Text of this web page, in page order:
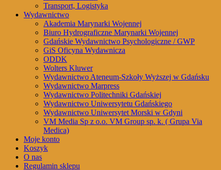
Transport, Logistyka
Wydawnictwo
Akademia Marynarki Wojennej
Biuro Hydrograficzne Marynarki Wojennej
Gdańskie Wydawnictwo Psychologiczne / GWP
GiS Oficyna Wydawnicza
ODDK
Wolters Kluwer
Wydawnictwo Ateneum-Szkoły Wyższej w Gdańsku
Wydawnictwo Marpress
Wydawnictwo Politechniki Gdańskiej
Wydawnictwo Uniwersytetu Gdańskiego
Wydawnictwo Uniwersytet Morski w Gdyni
VM Media Sp z o.o. VM Group sp. k. ( Grupa Via
Medica)
Moje konto
Koszyk
O nas
Regulamin sklepu